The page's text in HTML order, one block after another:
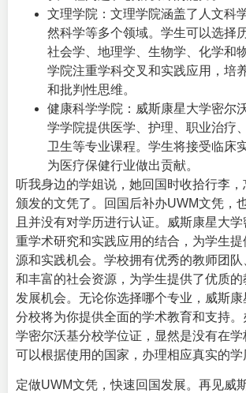
文理学院：文理学院涵盖了人文科
然科学等多个领域。学生可以选择
社会学、地理学、生物学、化学和
学院注重学科交叉和实践应用，培
和批判性思维。
健康科学学院：威斯康星大学密尔
学学院提供医学、护理、职业治疗
卫生等专业课程。学生将接受临床
为医疗保健行业做出贡献。
听我身边的学姐说，她回国时收拾行李
颁发的文凭了。回国后补办UWM文凭，
且并没有对学历进行认证。威斯康星大
重学术研究和实践应用的结合，为学生
源和实践机会。学校拥有优秀的教师团
和丰富的社会资源，为学生提供了优质
发展机会。无论你选择哪个专业，威斯
分校将为你提供全面的学术教育和支持
学密尔沃基分校学位证，显然是没有在
可以根据使用的国家，办理相应真实的学
定做UWM文凭，快速回国发展。再见威